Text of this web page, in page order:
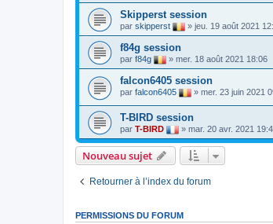
Skipperst session
par skipperst » jeu. 19 août 2021
f84g session
par f84g » mer. 18 août 2021 18:06
falcon6405 session
par falcon6405 » mer. 23 juin 2021
T-BIRD session
par T-BIRD » mar. 20 avr. 2021
Nouveau sujet
Retourner à l’index du forum
PERMISSIONS DU FORUM